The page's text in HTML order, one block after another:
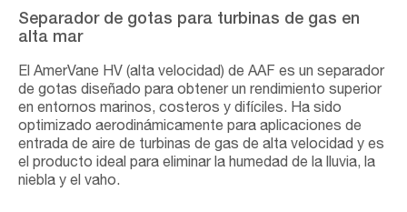
Separador de gotas para turbinas de gas en
alta mar
El AmerVane HV (alta velocidad) de AAF es un separador
de gotas diseñado para obtener un rendimiento superior
en entornos marinos, costeros y difíciles. Ha sido
optimizado aerodinámicamente para aplicaciones de
entrada de aire de turbinas de gas de alta velocidad y es
el producto ideal para eliminar la humedad de la lluvia, la
niebla y el vaho.